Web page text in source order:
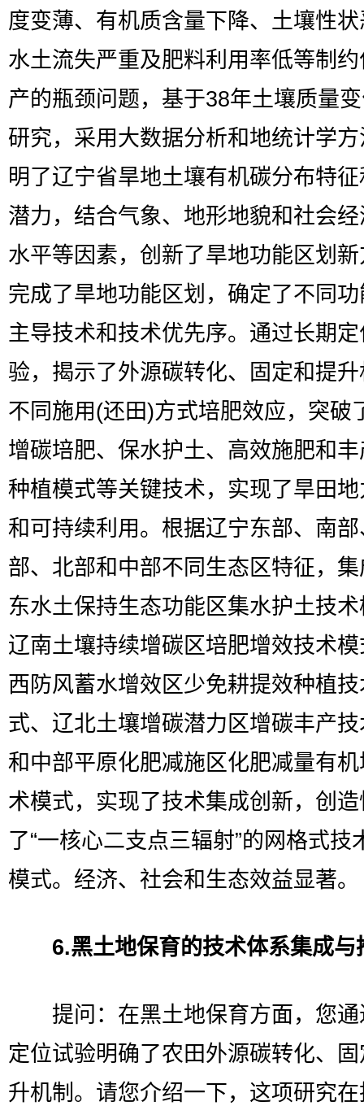
度变薄、有机质含量下降、土壤性
水土流失严重及肥料利用率低等制
产的瓶颈问题，基于38年土壤质量
研究，采用大数据分析和地统计学
明了辽宁省旱地土壤有机碳分布特
潜力，结合气象、地形地貌和社会
水平等因素，创新了旱地功能区划
完成了旱地功能区划，确定了不同
主导技术和技术优先序。通过长期
验，揭示了外源碳转化、固定和提
不同施用(还田)方式培肥效应，突破
增碳培肥、保水护土、高效施肥和
种植模式等关键技术，实现了旱田
和可持续利用。根据辽宁东部、南
部、北部和中部不同生态区特征，
东水土保持生态功能区集水护土技
辽南土壤持续增碳区培肥增效技术
西防风蓄水增效区少免耕提效种植
式、辽北土壤增碳潜力区增碳丰产
和中部平原化肥减施区化肥减量有
术模式，实现了技术集成创新，创
了“一核心二支点三辐射”的网格式技
模式。经济、社会和生态效益显著。
6.黑土地保育的技术体系集成与
提问：在黑土地保育方面，您通
定位试验明确了农田外源碳转化、
升机制。请您介绍一下，这项研究